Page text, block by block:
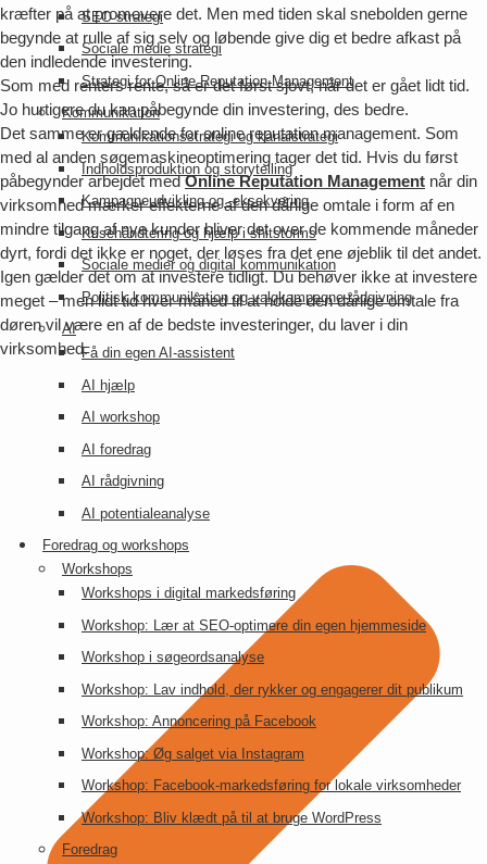
SEO strategi
Sociale medie strategi
Strategi for Online Reputation Management
Kommunikation
Kommunikationsstrategi og kanalstrategi
Indholdsproduktion og storytelling
Kampagneudvikling og -eksekvering
Krisehåndtering og hjælp i shitstorms
Sociale medier og digital kommunikation
Politisk kommunikation og valgkampagne-rådgivning
AI
Få din egen AI-assistent
AI hjælp
AI workshop
AI foredrag
AI rådgivning
AI potentialeanalyse
Foredrag og workshops
Workshops
Workshops i digital markedsføring
Workshop: Lær at SEO-optimere din egen hjemmeside
Workshop i søgeordsanalyse
Workshop: Lav indhold, der rykker og engagerer dit publikum
Workshop: Annoncering på Facebook
Workshop: Øg salget via Instagram
Workshop: Facebook-markedsføring for lokale virksomheder
Workshop: Bliv klædt på til at bruge WordPress
Foredrag
kræfter på at promovere det. Men med tiden skal snebolden gerne
begynde at rulle af sig selv og løbende give dig et bedre afkast på
den indledende investering.
Som med renters rente, så er det først sjovt, når det er gået lidt tid.
Jo hurtigere du kan påbegynde din investering, des bedre.
Det samme er gældende for online reputation management. Som
med al anden søgemaskineoptimering tager det tid. Hvis du først
påbegynder arbejdet medOnline Reputation Management når din
virksomhed mærker effekterne af den dårlige omtale i form af en
mindre tilgang af nye kunder bliver det over de kommende måneder
dyrt, fordi det ikke er noget, der løses fra det ene øjeblik til det andet.
Igen gælder det om at investere tidligt. Du behøver ikke at investere
meget – men lidt tid hver måned til at holde den dårlige omtale fra
døren vil være en af de bedste investeringer, du laver i din
virksomhed.